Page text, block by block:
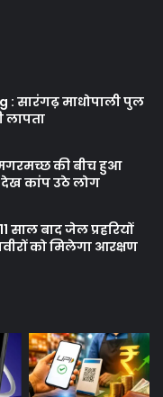
: सारंगढ़ माधोपाली पुल
लापता
की बीच हुआ
देख कांप उठे लोग
साल बाद जेल प्रहरियों
को मिलेगा आरक्षण